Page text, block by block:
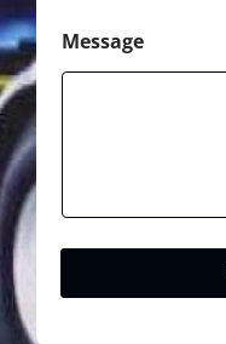
Message